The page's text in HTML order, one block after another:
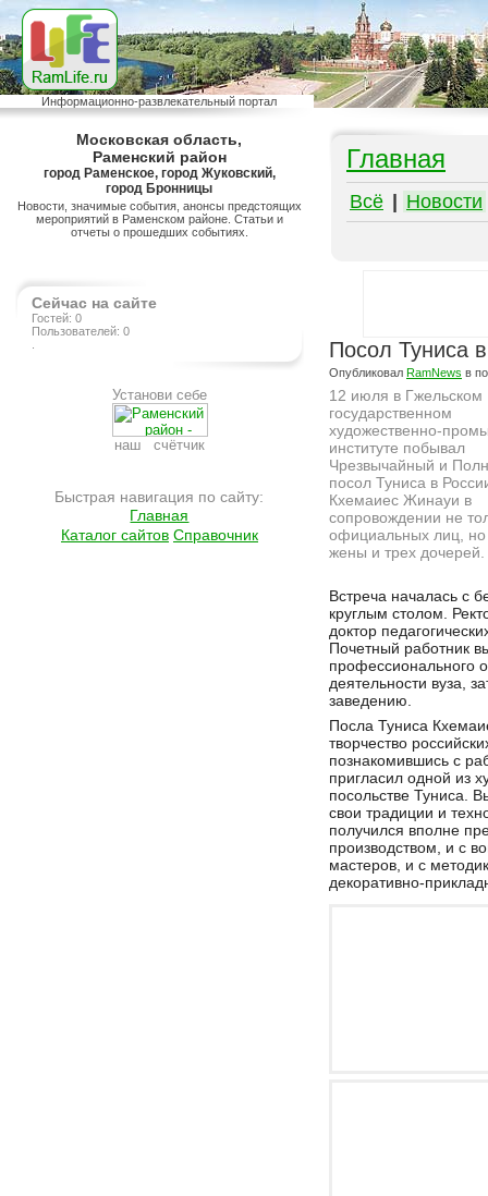
Информационно-развлекательный портал
Московская область,
Раменский район
город Раменское, город Жуковский,
город Бронницы
Новости, значимые события, анонсы предстоящих
мероприятий в Раменском районе. Статьи и
отчеты о прошедших событиях.
Сейчас на сайте
Гостей: 0
Пользователей: 0
Установи себе
наш счётчик
Быстрая навигация по сайту:
Главная
Каталог сайтов Справочник
Главная
Всё Новости
Посол Туниса
Опубликовал RamNews в
12 июля в Гжельском
государственном
художественно-
институте побывал
Чрезвычайный и
посол Туниса в
Кхемаиес Жинауи в
сопровождении не
официальных лиц,
жены и трех дочерей.
Встреча началась с
круглым столом.
доктор
Почетный работник
профессионального
деятельности вуза,
заведению.
Посла Туниса
творчество
познакомившись с
пригласил одной из
посольстве Туниса.
свои традиции и
получился вполне
производством, и с
мастеров, и с
декоративно-